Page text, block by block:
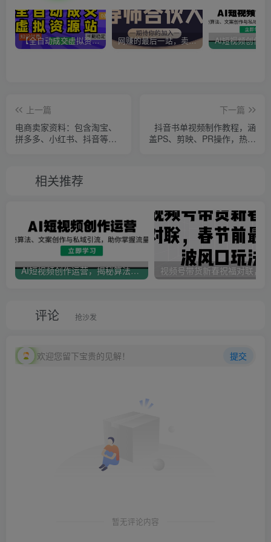
【全自动成交虚拟资源站】站长唯一陪跑项目！月入10W+~长期稳定~ 网赚的最后一站，卖项目！做网赚顶级猎食者~
上一篇
电商卖家资料：包含淘宝、
拼多多、小红书、抖音等运
下一篇
抖音书单视频制作教程，涵
盖PS、剪映、PR操作，热门
相关推荐
AI短视频创作运营，揭秘算法、文案创作与私域引流，助你掌握流量密码
评论 抢沙发
欢迎您留下宝贵的见解！ 提交
暂无评论内容